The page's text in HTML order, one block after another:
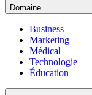
Domaine
Business
Marketing
Médical
Technologie
Éducation